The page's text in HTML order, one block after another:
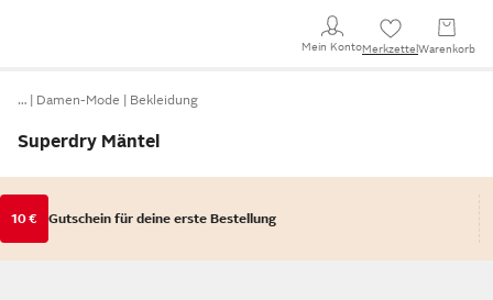
Mein KontoMerkzettel Warenkorb
… Damen-Mode Bekleidung
Superdry Mäntel
10 € Gutschein für deine erste Bestellung